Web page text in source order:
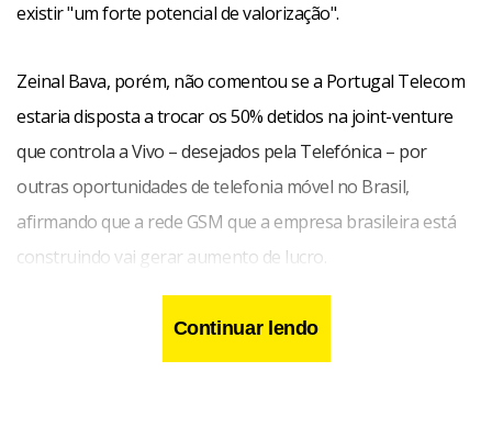
existir "um forte potencial de valorização".
Zeinal Bava, porém, não comentou se a Portugal Telecom
estaria disposta a trocar os 50% detidos na joint-venture
que controla a Vivo – desejados pela Telefónica – por
outras oportunidades de telefonia móvel no Brasil,
afirmando que a rede GSM que a empresa brasileira está
construindo vai gerar aumento de lucro.
Continuar lendo